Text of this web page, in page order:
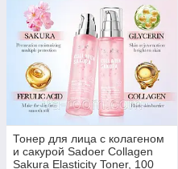
Тонер для лица с колагеном
и сакурой Sadoer Collagen
Sakura Elasticity Toner, 100